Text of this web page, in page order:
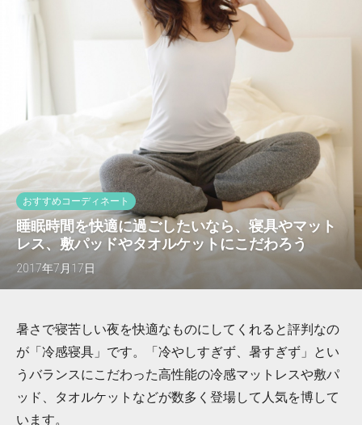
おすすめコーディネート
睡眠時間を快適に過ごしたいなら、寝具やマット
レス、敷パッドやタオルケットにこだわろう
2017年7月17日
暑さで寝苦しい夜を快適なものにしてくれると評判なの
が「冷感寝具」です。「冷やしすぎず、暑すぎず」とい
うバランスにこだわった高性能の冷感マットレスや敷パ
ッド、タオルケットなどが数多く登場して人気を博して
います。